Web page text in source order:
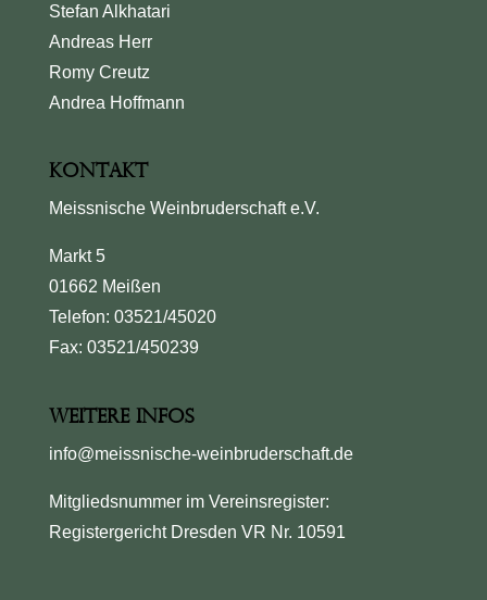
Stefan Alkhatari
Andreas Herr
Romy Creutz
Andrea Hoffmann
Kontakt
Meissnische Weinbruderschaft e.V.
Markt 5
01662 Meißen
Telefon: 03521/45020
Fax: 03521/450239
Weitere Infos
info@meissnische-weinbruderschaft.de
Mitgliedsnummer im Vereinsregister:
Registergericht Dresden VR Nr. 10591